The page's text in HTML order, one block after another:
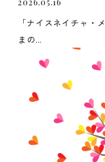
「ナイスネイチャ・
まの...